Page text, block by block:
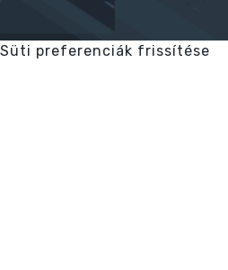
Süti preferenciák frissítése